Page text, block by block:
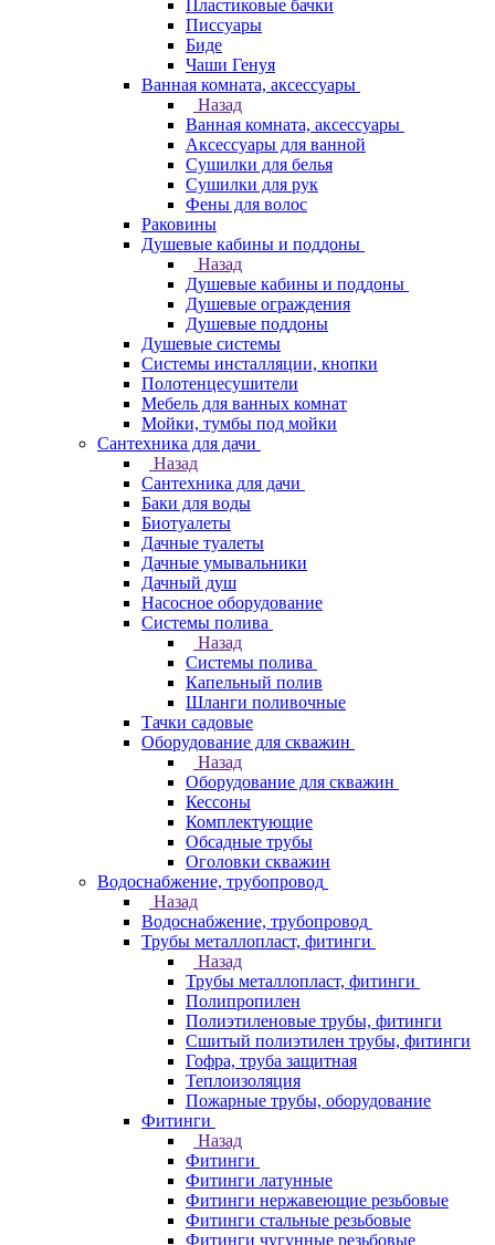
Пластиковые бачки
Писсуары
Биде
Чаши Генуя
Ванная комната, аксессуары
Назад
Ванная комната, аксессуары
Аксессуары для ванной
Сушилки для белья
Сушилки для рук
Фены для волос
Раковины
Душевые кабины и поддоны
Назад
Душевые кабины и поддоны
Душевые ограждения
Душевые поддоны
Душевые системы
Системы инсталляции, кнопки
Полотенцесушители
Мебель для ванных комнат
Мойки, тумбы под мойки
Сантехника для дачи
Назад
Сантехника для дачи
Баки для воды
Биотуалеты
Дачные туалеты
Дачные умывальники
Дачный душ
Насосное оборудование
Системы полива
Назад
Системы полива
Капельный полив
Шланги поливочные
Тачки садовые
Оборудование для скважин
Назад
Оборудование для скважин
Кессоны
Комплектующие
Обсадные трубы
Оголовки скважин
Водоснабжение, трубопровод
Назад
Водоснабжение, трубопровод
Трубы металлопласт, фитинги
Назад
Трубы металлопласт, фитинги
Полипропилен
Полиэтиленовые трубы, фитинги
Сшитый полиэтилен трубы, фитинги
Гофра, труба защитная
Теплоизоляция
Пожарные трубы, оборудование
Фитинги
Назад
Фитинги
Фитинги латунные
Фитинги нержавеющие резьбовые
Фитинги стальные резьбовые
Фитинги чугунные резьбовые